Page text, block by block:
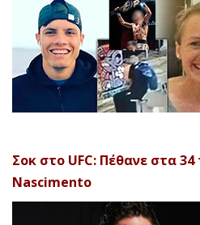
Σοκ στο UFC: Πέθανε στα
Nascimento